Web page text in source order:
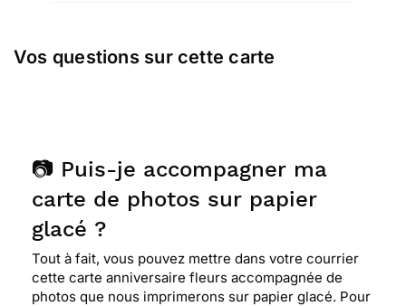
personnes qui ne souhaitent pas prendre une
dizaine de plus
⭐⭐⭐⭐ Le 15/08/2019 : Bon rapport qualité-prix.
⭐⭐⭐⭐⭐ Le 21/01/2019 : Sans prise de tête
Vos questions sur cette carte
📷 Puis-je accompagner ma
carte de photos sur papier
glacé ?
Tout à fait, vous pouvez mettre dans votre courrier
cette carte anniversaire fleurs accompagnée de
photos que nous imprimerons sur papier glacé. Pour